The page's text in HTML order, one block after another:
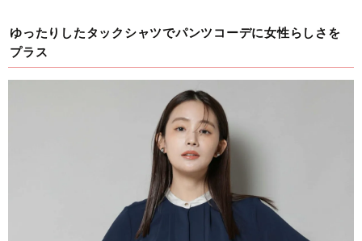
ゆったりしたタックシャツでパンツコーデに女性らしさを
プラス